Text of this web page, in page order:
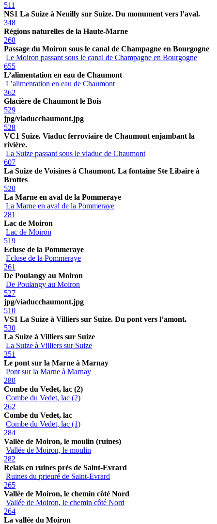
511
NS1 La Suize à Neuilly sur Suize. Du monument vers l’aval.
348
Régions naturelles de la Haute-Marne
268
Passage du Moiron sous le canal de Champagne en Bourgogne
Le Moiron passant sous le canal de Champagne en Bourgogne
655
L’alimentation en eau de Chaumont
L’alimentation en eau de Chaumont
362
Glacière de Chaumont le Bois
529
jpg/viaducchaumont.jpg
528
VC1 Suize. Viaduc ferroviaire de Chaumont enjambant la
rivière.
La Suize passant sous le viaduc de Chaumont
607
La Suize de Voisines à Chaumont. La fontaine Ste Libaire à
Brottes
520
La Marne en aval de la Pommeraye
La Marne en aval de la Pommeraye
281
Lac de Moiron
Lac de Moiron
519
Ecluse de la Pommeraye
Ecluse de la Pommeraye
261
De Poulangy au Moiron
De Poulangy au Moiron
527
jpg/viaducchaumont.jpg
510
VS1 La Suize à Villiers sur Suize. Du pont vers l’amont.
530
La Suize à Villiers sur Suize
La Suize à Villiers sur Suize
351
Le pont sur la Marne à Marnay
Pont sur la Marne à Marnay
280
Combe du Vedet, lac (2)
Combe du Vedet, lac (2)
262
Combe du Vedet, lac
Combe du Vedet, lac (1)
284
Vallée de Moiron, le moulin (ruines)
Vallée de Moiron, le moulin
282
Relais en ruines près de Saint-Evrard
Ruines du prieuré de Saint-Evrard
265
Vallée de Moiron, le chemin côté Nord
Vallée de Moiron, le chemin côté Nord
264
La vallée du Moiron